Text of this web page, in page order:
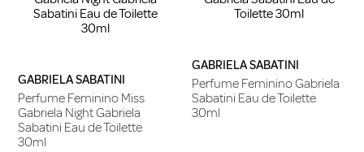
GABRIELA SABATINI
Perfume Feminino Miss
Gabriela Night Gabriela
Sabatini Eau de Toilette
30ml
GABRIELA SABATINI
Perfume Feminino Gabriela
Sabatini Eau de Toilette
30ml